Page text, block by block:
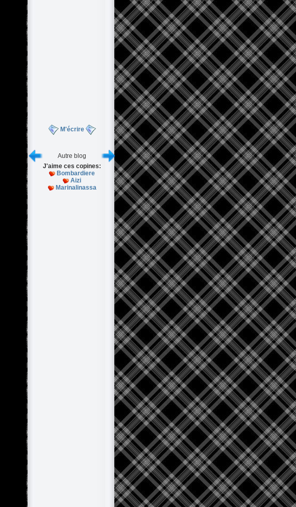
M'écrire
Autre blog
J'aime ces copines:
Bombardiere
Aizi
Marinalinassa